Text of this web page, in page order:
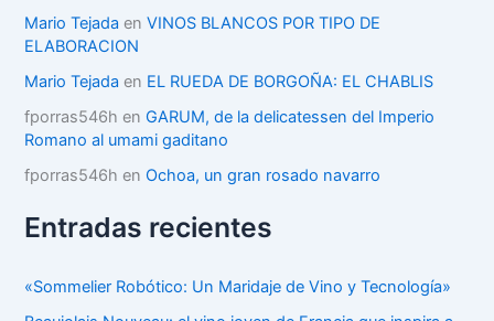
a
s
Mario Tejada enVINOS BLANCOS POR TIPO DE
ELABORACION
Mario Tejada en EL RUEDA DE BORGOÑA: EL CHABLIS
fporras546h en GARUM, de la delicatessen del Imperio
Romano al umami gaditano
fporras546h en Ochoa, un gran rosado navarro
Entradas recientes
«Sommelier Robótico: Un Maridaje de Vino y Tecnología»